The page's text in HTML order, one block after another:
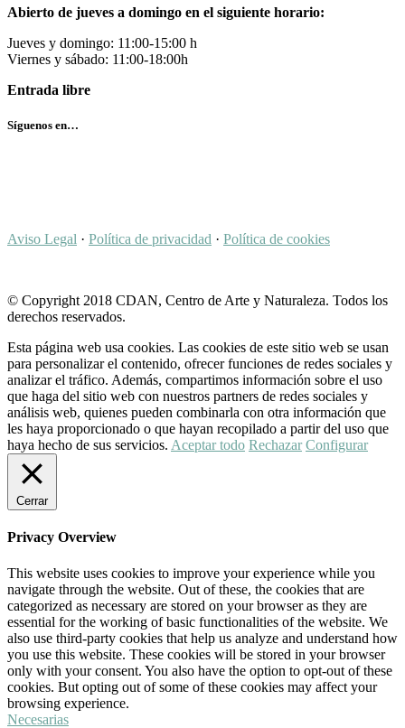
Abierto de jueves a domingo en el siguiente horario:
Jueves y domingo: 11:00-15:00 h
Viernes y sábado: 11:00-18:00h
Entrada libre
Síguenos en…
Aviso Legal · Política de privacidad · Política de cookies
© Copyright 2018 CDAN, Centro de Arte y Naturaleza. Todos los
derechos reservados.
Esta página web usa cookies. Las cookies de este sitio web se usan
para personalizar el contenido, ofrecer funciones de redes sociales y
analizar el tráfico. Además, compartimos información sobre el uso
que haga del sitio web con nuestros partners de redes sociales y
análisis web, quienes pueden combinarla con otra información que
les haya proporcionado o que hayan recopilado a partir del uso que
haya hecho de sus servicios. Aceptar todo Rechazar Configurar
Cerrar
Privacy Overview
This website uses cookies to improve your experience while you
navigate through the website. Out of these, the cookies that are
categorized as necessary are stored on your browser as they are
essential for the working of basic functionalities of the website. We
also use third-party cookies that help us analyze and understand how
you use this website. These cookies will be stored in your browser
only with your consent. You also have the option to opt-out of these
cookies. But opting out of some of these cookies may affect your
browsing experience.
Necesarias